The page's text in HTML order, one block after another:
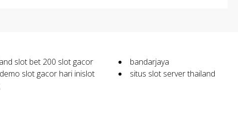
slot bet 200 slot gacor
slot gacor hari inislot
bandarjaya
situs slot server thailand